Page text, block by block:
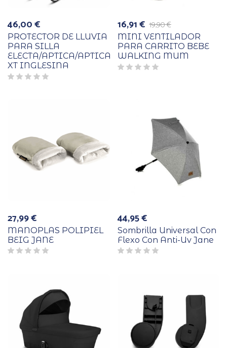
46,00€
PROTECTOR DE LLUVIA
PARA SILLA
ELECTA/APTICA/APTICA
XT INGLESINA
19,90€
El
precio
original
era:
19,90 €.
16,91€
El
precio
actual
es:
16,91 €.
MINI VENTILADOR
PARA CARRITO BEBE
WALKING MUM
27,99€
MANOPLAS POLIPIEL
BEIG JANE
44,95€
Sombrilla Universal Con
Flexo Con Anti-Uv Jane